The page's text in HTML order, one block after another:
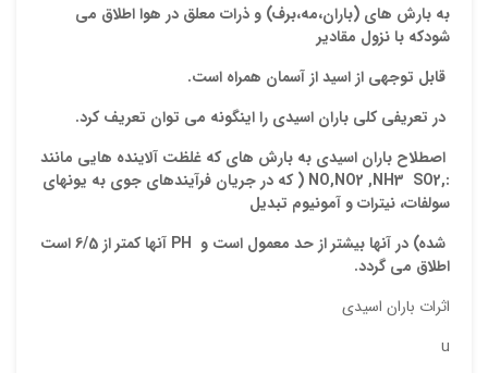
به بارش های (باران،مه،برف) و ذرات معلق در هوا اطلاق می
شودکه با نزول مقادیر
قابل توجهی از اسید از آسمان همراه است.
در تعریفی کلی باران اسیدی را اینگونه می توان تعریف کرد.
اصطلاح باران اسیدی به بارش های که غلظت آلاینده هایی مانند
:,
NO,NO2 ,NH3 SO2
( که در جریان فرآیندهای جوی به یونهای
سولفات، نیترات و آمونیوم تبدیل
شده) در آنها بیشتر از حد معمول است و PH
آنها کمتر از 6/5 است
اطلاق می گردد.
اثرات باران اسیدی
u